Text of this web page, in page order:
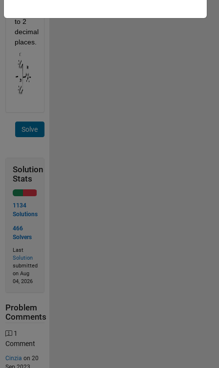
to 2
decimal
places.
Solve
Solution
Stats
1134
Solutions
466
Solvers
Last
Solution
submitted
on Aug
04, 2026
Problem
Comments
1
Comment
Cinzia on 20